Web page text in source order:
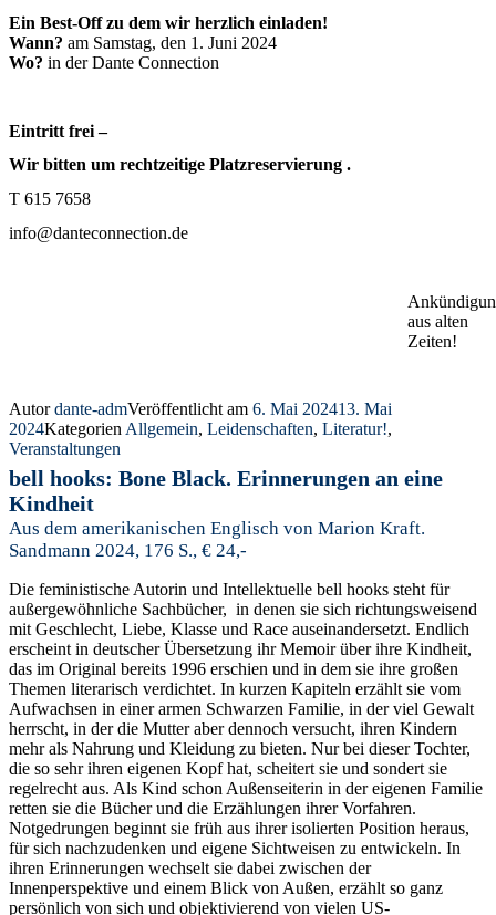
Ein Best-Off zu dem wir herzlich einladen!
Wann? am Samstag, den 1. Juni 2024
Wo? in der Dante Connection
Eintritt frei –
Wir bitten um rechtzeitige Platzreservierung .
T 615 7658
info@danteconnection.de
aus alten
Zeiten!
Autordante-admVeröffentlicht am 6. Mai 202413. Mai
2024Kategorien Allgemein, Leidenschaften, Literatur!,
Veranstaltungen
bell hooks: Bone Black. Erinnerungen an eine
Kindheit
Aus dem amerikanischen Englisch von Marion Kraft.
Sandmann 2024, 176 S., € 24,-
Die feministische Autorin und Intellektuelle bell hooks steht für
außergewöhnliche Sachbücher, in denen sie sich richtungsweisend
mit Geschlecht, Liebe, Klasse und Race auseinandersetzt. Endlich
erscheint in deutscher Übersetzung ihr Memoir über ihre Kindheit,
das im Original bereits 1996 erschien und in dem sie ihre großen
Themen literarisch verdichtet. In kurzen Kapiteln erzählt sie vom
Aufwachsen in einer armen Schwarzen Familie, in der viel Gewalt
herrscht, in der die Mutter aber dennoch versucht, ihren Kindern
mehr als Nahrung und Kleidung zu bieten. Nur bei dieser Tochter,
die so sehr ihren eigenen Kopf hat, scheitert sie und sondert sie
regelrecht aus. Als Kind schon Außenseiterin in der eigenen Familie
retten sie die Bücher und die Erzählungen ihrer Vorfahren.
Notgedrungen beginnt sie früh aus ihrer isolierten Position heraus,
für sich nachzudenken und eigene Sichtweisen zu entwickeln. In
ihren Erinnerungen wechselt sie dabei zwischen der
Innenperspektive und einem Blick von Außen, erzählt so ganz
persönlich von sich und objektivierend von vielen US-